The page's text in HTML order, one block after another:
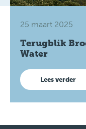
25 maart 2025
Terugblik
Water
Lees verder